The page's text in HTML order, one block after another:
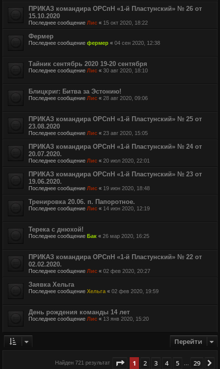
ПРИКАЗ командира ОРСпН «1-й Пластунский» № 26 от
15.10.2020
Последнее сообщение Лис « 15 окт 2020, 18:22
Фермер
Последнее сообщение фермер « 04 сен 2020, 12:38
Тайник сентябрь 2020 19-20 сентября
Последнее сообщение Лис « 30 авг 2020, 18:10
Блицкриг: Битва за Эстонию!
Последнее сообщение Лис « 28 авг 2020, 09:06
ПРИКАЗ командира ОРСпН «1-й Пластунский» № 25 от
23.08.2020
Последнее сообщение Лис « 23 авг 2020, 15:05
ПРИКАЗ командира ОРСпН «1-й Пластунский» № 24 от
20.07.2020.
Последнее сообщение Лис « 20 июл 2020, 22:01
ПРИКАЗ командира ОРСпН «1-й Пластунский» № 23 от
19.06.2020.
Последнее сообщение Лис « 19 июн 2020, 18:48
Тренировка 20.06. п. Папоротное.
Последнее сообщение Лис « 14 июн 2020, 12:19
Терека с днюхой!
Последнее сообщение Бак « 26 мар 2020, 16:25
ПРИКАЗ командира ОРСпН «1-й Пластунский» № 22 от
02.02.2020.
Последнее сообщение Лис « 02 фев 2020, 20:27
Заявка Хельга
Последнее сообщение Хельга « 02 фев 2020, 19:59
День рождения команды 14 лет
Последнее сообщение Лис « 13 янв 2020, 15:20
Перейти
Найден 721 результат Страница из 29
1 2 3 4 5 29